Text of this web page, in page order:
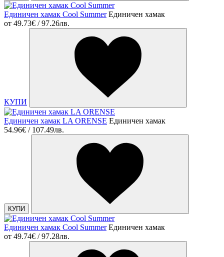
Единичен хамак Cool Summer Единичен хамак
от 49.73€ / 97.26лв.
КУПИ
Единичен хамак LA ORENSE Единичен хамак
54.96€ / 107.49лв.
КУПИ
Единичен хамак Cool Summer Единичен хамак
от 49.74€ / 97.28лв.